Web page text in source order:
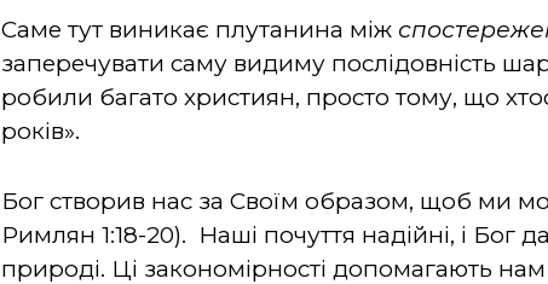
Саме тут виникає плутанина між
заперечувати саму видиму послідовність
робили багато християн, просто тому, що
років».
Бог створив нас за Своїм образом, щоб ми
Римлян 1:18-20). Наші почуття надійні, і Бог
природі. Ці закономірності допомагають